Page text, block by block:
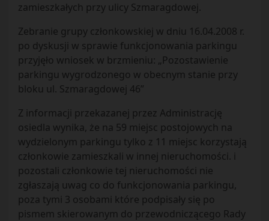
zamieszkałych przy ulicy Szmaragdowej.
Zebranie grupy członkowskiej w dniu 16.04.2008 r.
po dyskusji w sprawie funkcjonowania parkingu
przyjęło wniosek w brzmieniu: „Pozostawienie
parkingu wygrodzonego w obecnym stanie przy
bloku ul. Szmaragdowej 46”
Z informacji przekazanej przez Administrację
osiedla wynika, że na 59 miejsc postojowych na
wydzielonym parkingu tylko z 11 miejsc korzystają
członkowie zamieszkali w innej nieruchomości. i
pozostali członkowie tej nieruchomości nie
zgłaszają uwag co do funkcjonowania parkingu,
poza tymi 3 osobami które podpisały się po
pismem skierowanym do przewodniczącego Rady